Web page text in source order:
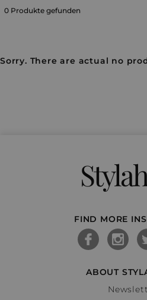
0 Produkte gefunden
Sorry. There are actual no
FIND MORE
ABOUT